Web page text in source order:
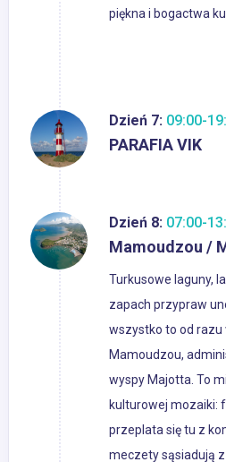
piękna i bogactwa
Dzień 7: 09:00-
PARAFIA VIK
Dzień 8: 07:00-
Mamoudzou /
Turkusowe laguny,
zapach przypraw
wszystko to od
Mamoudzou,
wyspy Majotta. To
kulturowej mozaiki:
przeplata się tu z
meczety sąsiadują